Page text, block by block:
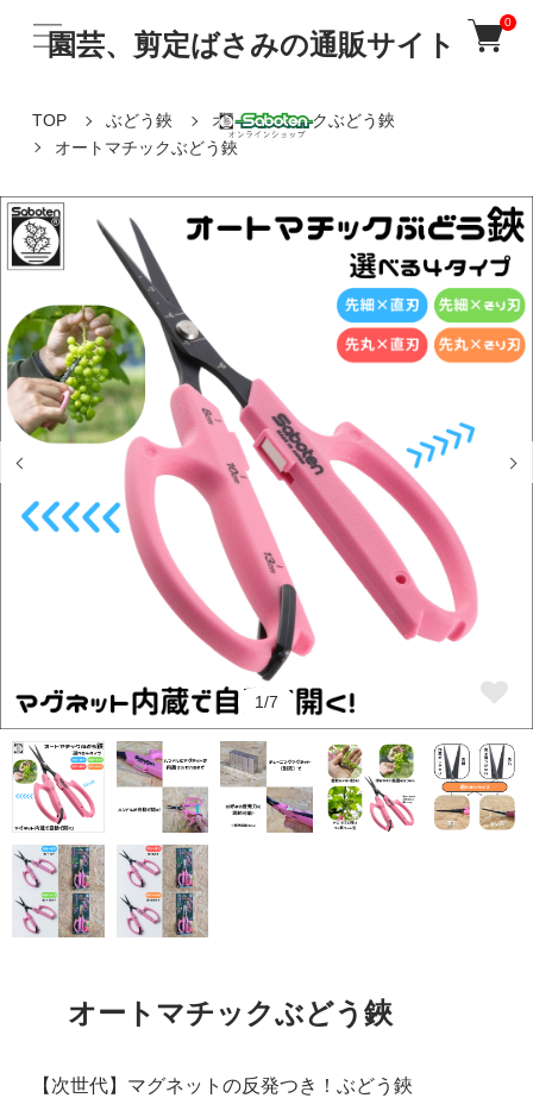
園芸、剪定ばさみの通販サイト
0
TOP ぶどう鋏
オートマチックぶどう鋏
オートマチックぶどう鋏
1/7
オートマチックぶどう鋏
【次世代】マグネットの反発つき！ぶどう鋏